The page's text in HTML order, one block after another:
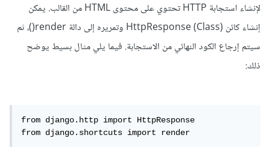
لإنشاء استجابة HTTP تحتوي على محتوى HTML من القالب. يمكن
إنشاء كائن (Class) HttpResponse وتمريره إلى دالة render()، ثم
سيتم إرجاع الكود النهائي من الاستجابة. فيما يلي مثال بسيط يوضح
ذلك:
from django.http import HttpResponse
from django.shortcuts import render